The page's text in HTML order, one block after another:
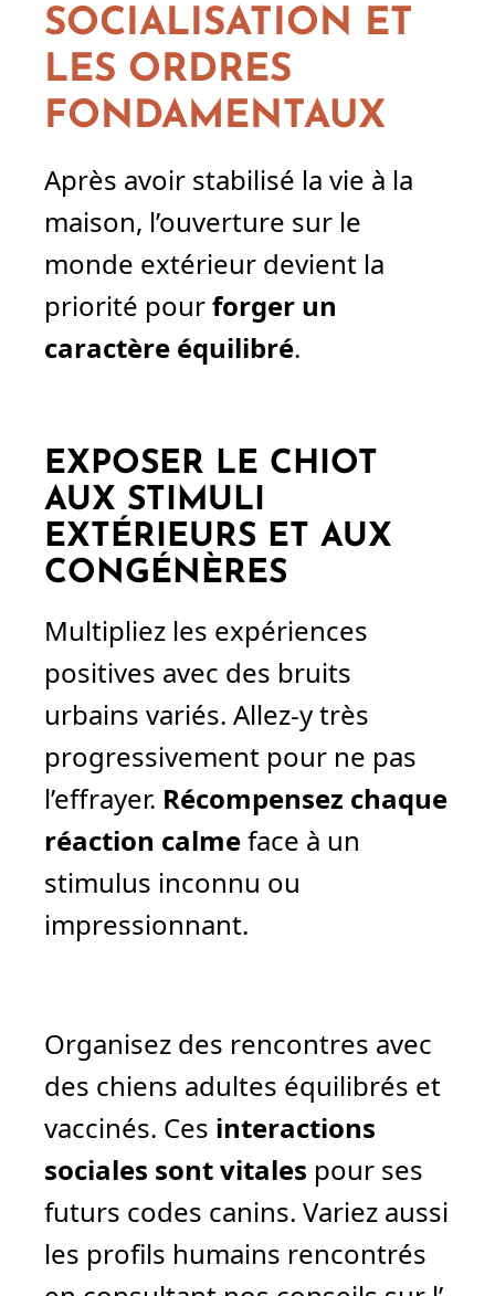
SOCIALISATION ET
LES ORDRES
FONDAMENTAUX
Après avoir stabilisé la vie à la
maison, l’ouverture sur le
monde extérieur devient la
priorité pourforger un
caractère équilibré.
EXPOSER LE CHIOT
AUX STIMULI
EXTÉRIEURS ET AUX
CONGÉNÈRES
Multipliez les expériences
positives avec des bruits
urbains variés. Allez-y très
progressivement pour ne pas
l’effrayer. Récompensez chaque
réaction calmeface à un
stimulus inconnu ou
impressionnant.
Organisez des rencontres avec
des chiens adultes équilibrés et
vaccinés. Ces interactions
sociales sont vitales pour ses
futurs codes canins. Variez aussi
les profils humains rencontrés